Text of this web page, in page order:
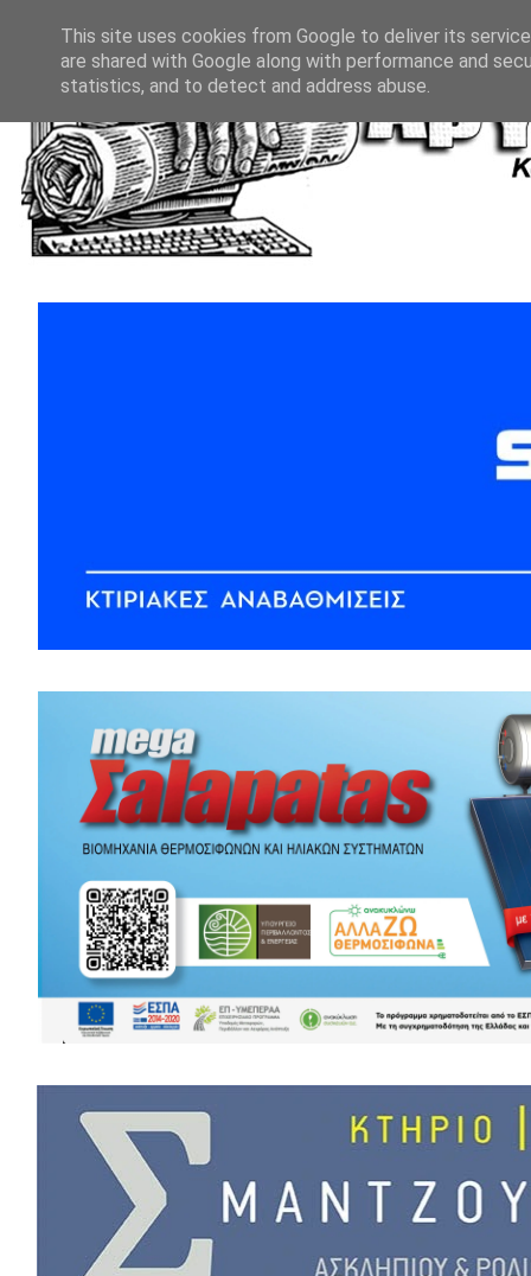
This site uses cookies from Google to deliver its
are shared with Google along with performance and
statistics, and to detect and address abuse.